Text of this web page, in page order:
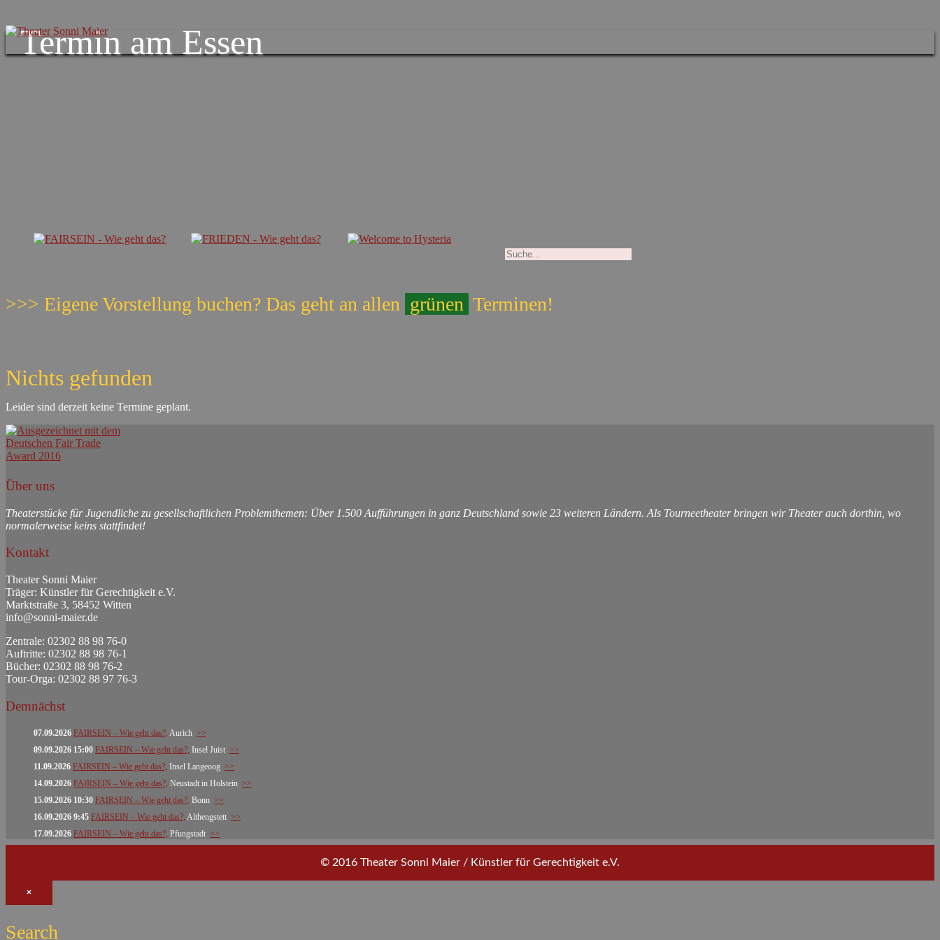
Termin am Essen
>>> Eigene Vorstellung buchen? Das geht an allen grünen Terminen!
Nichts gefunden
Leider sind derzeit keine Termine geplant.
Über uns
Theaterstücke für Jugendliche zu gesellschaftlichen Problemthemen: Über 1.500 Aufführungen in ganz Deutschland sowie 23 weiteren Ländern. Als Tourneetheater bringen wir Theater auch dorthin, wo
normalerweise keins stattfindet!
Kontakt
Theater Sonni Maier
Träger: Künstler für Gerechtigkeit e.V.
Marktstraße 3, 58452 Witten
info@sonni-maier.de
Zentrale: 02302 88 98 76-0
Auftritte: 02302 88 98 76-1
Bücher: 02302 88 98 76-2
Tour-Orga: 02302 88 97 76-3
Demnächst
07.09.2026 FAIRSEIN – Wie geht das?, Aurich >>
09.09.2026 15:00 FAIRSEIN – Wie geht das?, Insel Juist >>
11.09.2026 FAIRSEIN – Wie geht das?, Insel Langeoog >>
14.09.2026 FAIRSEIN – Wie geht das?, Neustadt in Holstein >>
15.09.2026 10:30 FAIRSEIN – Wie geht das?, Bonn >>
16.09.2026 9:45 FAIRSEIN – Wie geht das?, Althengstett >>
17.09.2026 FAIRSEIN – Wie geht das?, Pfungstadt >>
© 2016 Theater Sonni Maier / Künstler für Gerechtigkeit e.V.
×
Search